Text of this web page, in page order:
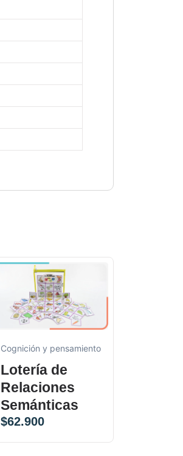
Cognición y pensamiento
Lotería de
Relaciones
Semánticas
$62.900